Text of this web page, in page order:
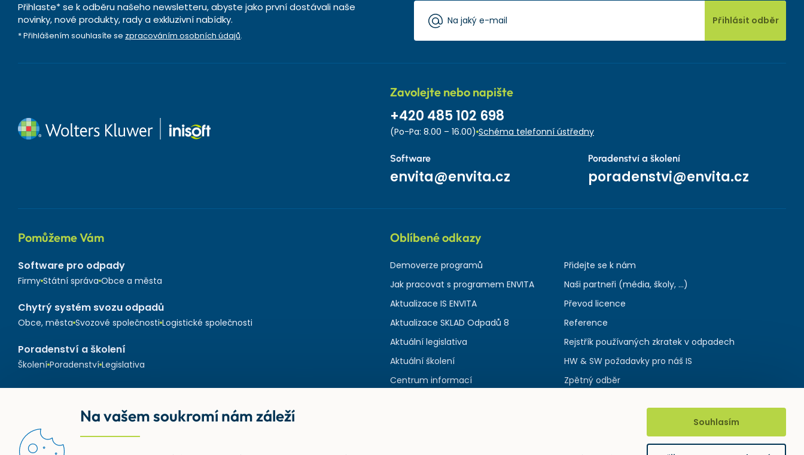
Přihlaste* se k odběru našeho newsletteru, abyste jako první dostávali naše
novinky, nové produkty, rady a exkluzivní nabídky.
* Přihlášením souhlasíte se zpracováním osobních údajů.
Přihlásit odběr
Zavolejte nebo napište
+420 485 102 698
(Po-Pa: 8.00 – 16.00) Schéma telefonní ústředny
Software
envita@envita.cz
Poradenství a školení
poradenstvi@envita.cz
Pomůžeme Vám
Software pro odpady
Firmy Státní správa Obce a města
Chytrý systém svozu odpadů
Obce, města Svozové společnosti Logistické společnosti
Poradenství a školení
Školení Poradenství Legislativa
Oblíbené odkazy
Demoverze programů
Jak pracovat s programem ENVITA
Aktualizace IS ENVITA
Aktualizace SKLAD Odpadů 8
Aktuální legislativa
Aktuální školení
Centrum informací
Přidejte se k nám
Naši partneři (média, školy, ...)
Převod licence
Reference
Rejstřík používaných zkratek v odpadech
HW & SW požadavky pro náš IS
Zpětný odběr
Na vašem soukromí nám záleží Souhlasím